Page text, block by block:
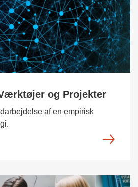
og Projekter
af en empirisk